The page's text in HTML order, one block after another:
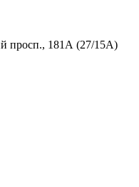
просп., 181А (27/15А)